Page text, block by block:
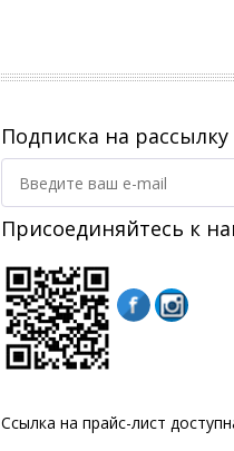
Подписка на рассылку
Присоединяйтесь к
Ссылка на прайс-лист